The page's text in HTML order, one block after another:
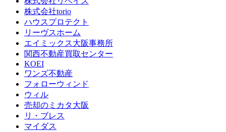
株式会社torio
ハウスプロテクト
リーヴスホーム
エイミックス大阪事務所
関西不動産買取センター
KOEI
ワンズ不動産
フォローウィンド
ウィル
売却のミカタ大阪
リ・ブレス
マイダス